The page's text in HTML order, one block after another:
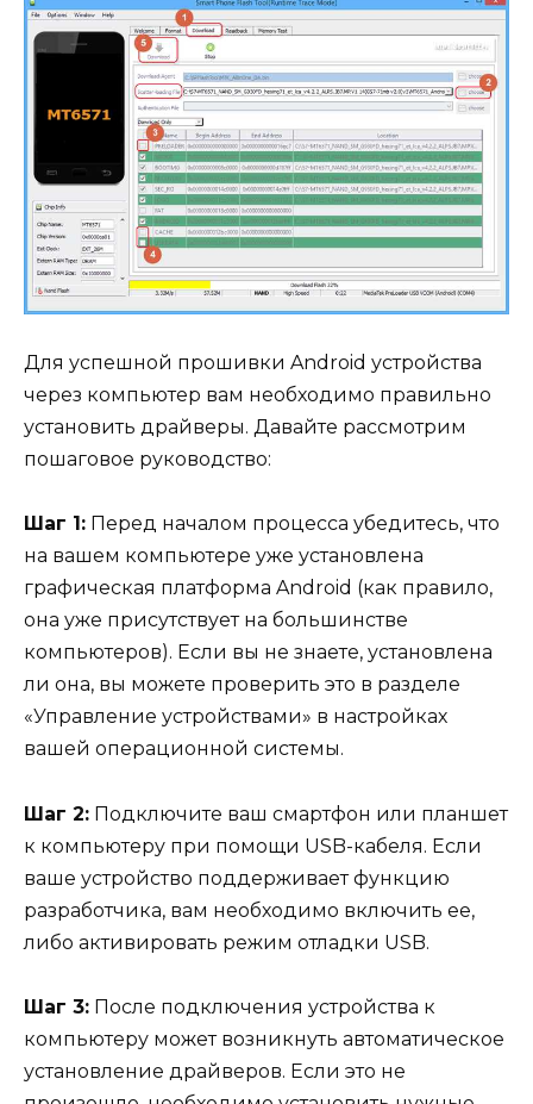
Для успешной прошивки Android устройства
через компьютер вам необходимо правильно
установить драйверы. Давайте рассмотрим
пошаговое руководство:
Шаг 1: Перед началом процесса убедитесь, что
на вашем компьютере уже установлена
графическая платформа Android (как правило,
она уже присутствует на большинстве
компьютеров). Если вы не знаете, установлена
ли она, вы можете проверить это в разделе
«Управление устройствами» в настройках
вашей операционной системы.
Шаг 2: Подключите ваш смартфон или планшет
к компьютеру при помощи USB-кабеля. Если
ваше устройство поддерживает функцию
разработчика, вам необходимо включить ее,
либо активировать режим отладки USB.
Шаг 3: После подключения устройства к
компьютеру может возникнуть автоматическое
установление драйверов. Если это не